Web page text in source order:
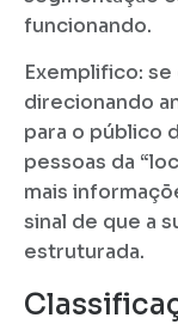
funcionando.
Exemplifico:
direcionando
para o público
pessoas da
mais
sinal de que a
estruturada.